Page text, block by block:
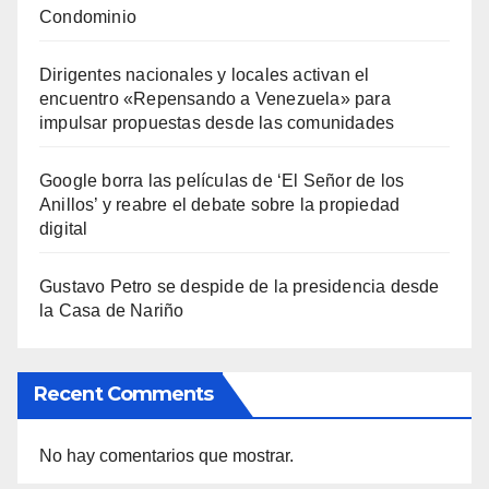
Condominio
Dirigentes nacionales y locales activan el
encuentro «Repensando a Venezuela» para
impulsar propuestas desde las comunidades
Google borra las películas de ‘El Señor de los
Anillos’ y reabre el debate sobre la propiedad
digital
Gustavo Petro se despide de la presidencia desde
la Casa de Nariño
Recent Comments
No hay comentarios que mostrar.